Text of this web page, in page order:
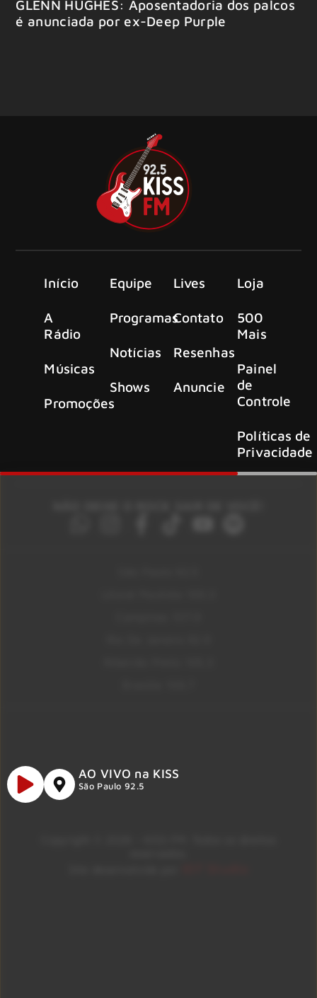
GLENN HUGHES: Aposentadoria dos palcos
é anunciada por ex-Deep Purple
Início
A
Rádio
Músicas
Promoções
Equipe
Programas
Notícias
Shows
Lives
Contato
Resenhas
Anuncie
Loja
500
Mais
Painel
de
Controle
Políticas de
Privacidade
AO VIVO na KISS
São Paulo 92.5